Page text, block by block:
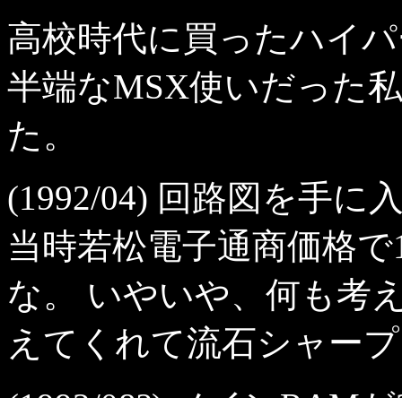
高校時代に買ったハイ
半端なMSX使いだった
た。
(1992/04) 回路図を手に
当時若松電子通商価格
な。 いやいや、何も考
えてくれて流石シャー